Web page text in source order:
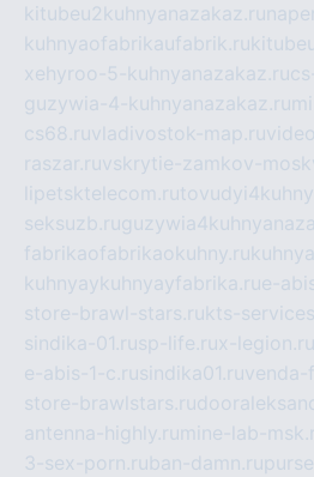
kitubeu2kuhnyanazakaz.ru
kuhnyaofabrikaufabrik.ru
xehyroo-5-kuhnyanazakaz.ru
guzywia-4-kuhnyanazakaz.ru
cs68.ruvladivostok-map.ru
raszar.ruvskrytie-zamkov-
lipetsktelecom.ru
seksuzb.ru
fabrikaofabrikaokuhny.ru
kuhnyaykuhnyayfabrika.rue-
store-brawl-stars.rukts-
sindika-01.rusp-life.rux-legion.ru
e-abis-1-c.rusindika01.ruvenda-
store-brawlstars.ru
antenna-highly.ru mine-lab-
3-sex-porn.ruban-damn.ru